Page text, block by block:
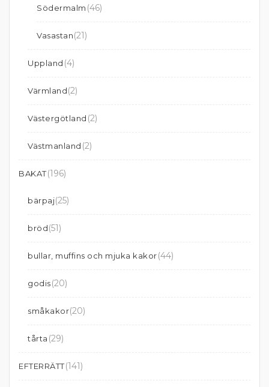
Södermalm (46)
Vasastan(21)
Uppland (4)
Värmland(2)
Västergötland (2)
Västmanland (2)
BAKAT(196)
bärpaj(25)
bröd(51)
bullar, muffins och mjuka kakor(44)
godis(20)
småkakor(20)
tårta (29)
EFTERRÄTT(141)